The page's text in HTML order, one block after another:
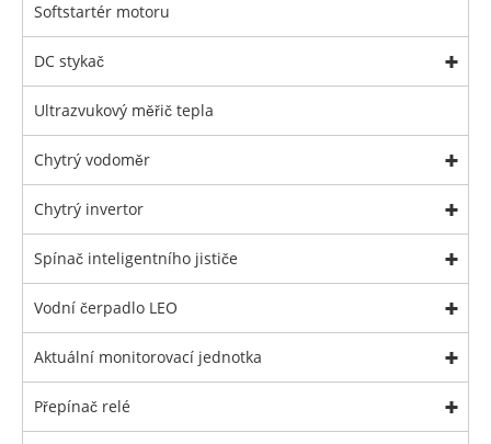
Softstartér motoru
DC stykač
Ultrazvukový měřič tepla
Chytrý vodoměr
Chytrý invertor
Spínač inteligentního jističe
Vodní čerpadlo LEO
Aktuální monitorovací jednotka
Přepínač relé